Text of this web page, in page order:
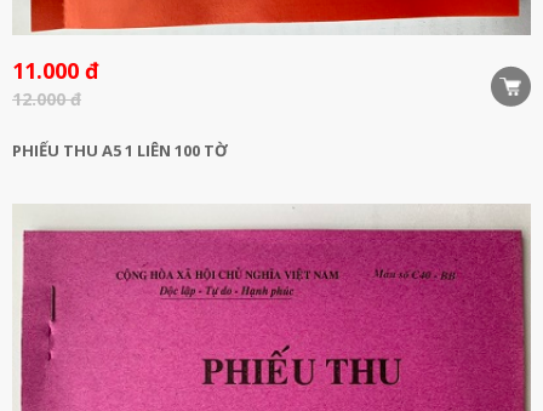
11.000 đ
12.000 đ
PHIẾU THU A5 1 LIÊN 100 TỜ